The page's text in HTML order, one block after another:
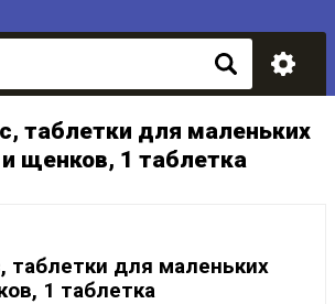
таблетки для маленьких
щенков, 1 таблетка
таблетки для маленьких
1 таблетка